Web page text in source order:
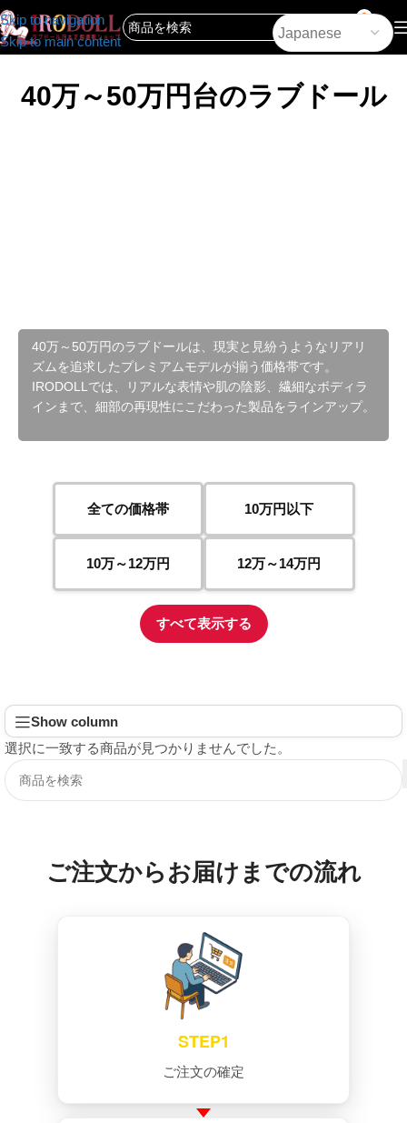
Skip to navigation
Skip to main content
0
40万～50万円台のラブドール
40万～50万円のラブドールは、現実と見紛うようなリアリ
ズムを追求したプレミアムモデルが揃う価格帯です。
IRODOLLでは、リアルな表情や肌の陰影、繊細なボディラ
インまで、細部の再現性にこだわった製品をラインアップ。
全ての価格帯 10万円以下
10万～12万円 12万～14万円
すべて表示する
Show column
選択に一致する商品が見つかりませんでした。
ご注文からお届けまでの流れ
STEP1
ご注文の確定